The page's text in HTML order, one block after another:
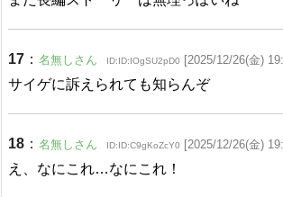
17 ： 名無しさん ID:ID:IOgSU2pD0 [2025/12/26(金)
サイゲに訴えられても知らんぞ
18 ： 名無しさん ID:ID:C9gKoZcY0 [2025/12/26(金)
え、なにこれ…なにこれ！